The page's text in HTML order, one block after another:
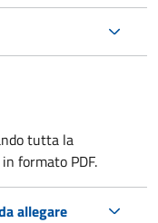
tutta la
formato PDF.
allegare